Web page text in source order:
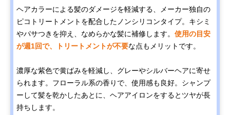
ヘアカラーによる髪のダメージを軽減する、メーカー独自の
ピコトリートメントを配合したノンシリコンタイプ。キシミ
やパサつきを抑え、なめらかな髪に補修します。 使用の目安
が週1回で、トリートメントが不要な点もメリットです。
濃厚な紫色で黄ばみを軽減し、グレーやシルバーヘアに寄せ
られます。フローラル系の香りで、使用感も良好。シャンプ
ーして髪を乾かしたあとに、ヘアアイロンをするとツヤが長
持ちします。